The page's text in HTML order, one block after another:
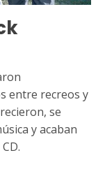
entre recreos y
se
y acaban